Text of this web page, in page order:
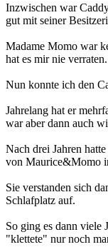
Inzwischen war
gut mit seiner
Madame Momo war
hat es mir nie verraten.
Nun konnte ich den
Jahrelang hat er
war aber dann auch
Nach drei Jahren
von Maurice&Momo
Sie verstanden sich
Schlafplatz auf.
So ging es dann viele
"klettete" nur noch